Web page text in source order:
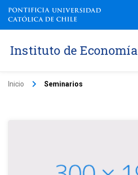
Instituto de Economía
Inicio keyboard_arrow_right Seminarios